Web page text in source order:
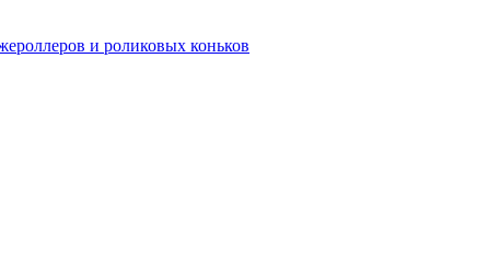
и роликовых коньков